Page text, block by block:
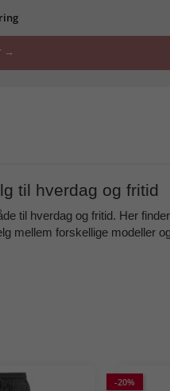
→
til hverdag og fritid
til hverdag og fritid. Her
mellem forskellige modeller
-20%